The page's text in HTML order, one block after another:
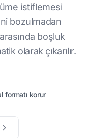
istiflemesi
bozulmadan
boşluk
olarak çıkarılır.
formatı korur